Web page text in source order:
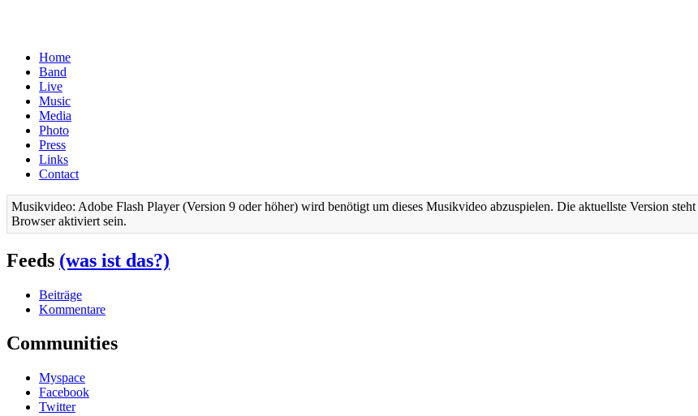
Home
Band
Live
Music
Media
Photo
Press
Links
Contact
Musikvideo: Adobe Flash Player (Version 9 oder höher) wird benötigt um dieses Musikvideo abzuspielen. Die aktuellste Version steht
Browser aktiviert sein.
Feeds (was ist das?)
Beiträge
Kommentare
Communities
Myspace
Facebook
Twitter